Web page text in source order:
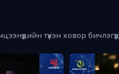
түүхэн ховор бичлэгүүд